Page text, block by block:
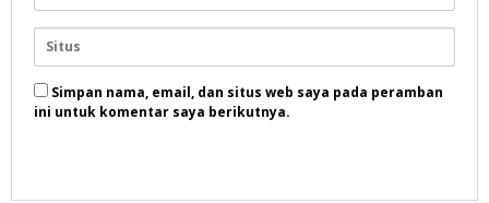
Simpan nama, email, dan situs web saya pada peramban
ini untuk komentar saya berikutnya.